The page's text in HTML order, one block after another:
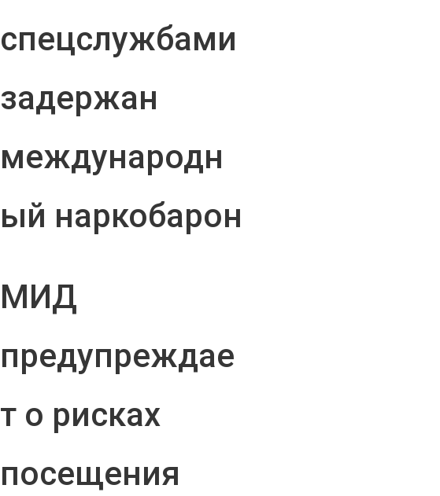
спецслужбами
задержан
международн
ый наркобарон
МИД
предупреждае
т о рисках
посещения